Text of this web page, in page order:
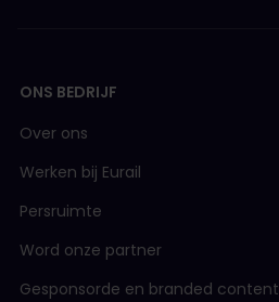
ONS BEDRIJF
Over ons
Werken bij Eurail
Persruimte
Word onze partner
Gesponsorde en branded content